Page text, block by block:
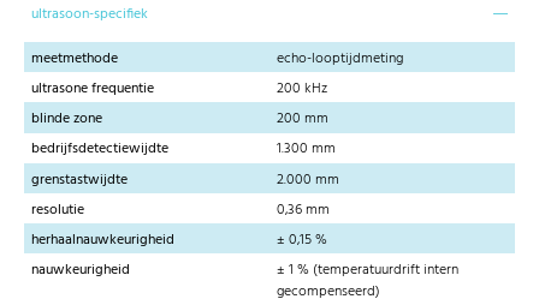
ultrasoon-specifiek
meetmethode
echo-looptijdmeting
ultrasone frequentie
200 kHz
blinde zone
200 mm
bedrijfsdetectiewijdte
1.300 mm
grenstastwijdte
2.000 mm
resolutie
0,36 mm
herhaalnauwkeurigheid
± 0,15 %
nauwkeurigheid
± 1 % (temperatuurdrift intern
gecompenseerd)